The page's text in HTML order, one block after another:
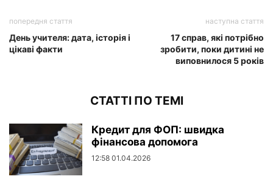
попередня стаття
День учителя: дата, історія і
цікаві факти
наступна стаття
17 справ, які потрібно
зробити, поки дитині не
виповнилося 5 років
СТАТТІ ПО ТЕМІ
Кредит для ФОП: швидка
фінансова допомога
12:58 01.04.2026